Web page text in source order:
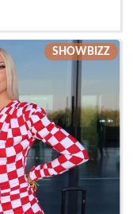
SHOWBIZZ